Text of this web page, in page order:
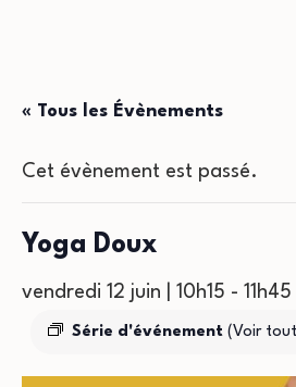
« Tous les Évènements
Cet évènement est passé.
Yoga Doux
vendredi 12 juin | 10h15 - 11h45
Série d'événement (Voir